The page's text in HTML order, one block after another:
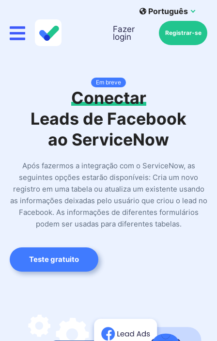
Português
Fazer
login
Registrar-se
Em breve
Conectar
Leads de Facebook
ao ServiceNow
Após fazermos a integração com o ServiceNow, as
seguintes opções estarão disponíveis: Cria um novo
registro em uma tabela ou atualiza um existente usando
as informações deixadas pelo usuário que criou o lead no
Facebook. As informações de diferentes formulários
podem ser usadas para diferentes tabelas.
Teste gratuito